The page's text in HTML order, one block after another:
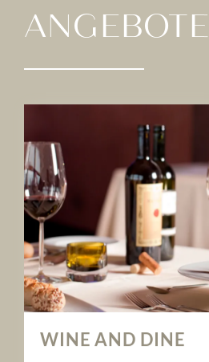
ANGEBOTE
WINE AND DINE